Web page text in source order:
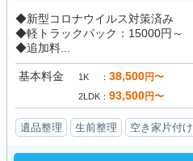
◆新型コロナウイルス対策済み
◆軽トラックパック：15000円～
◆追加料...
基本料金 1K 38,500円〜
2LDK 93,500円〜
遺品整理 生前整理 空き家片付け